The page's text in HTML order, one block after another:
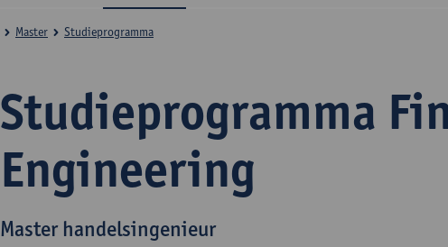
Studieprogramma
Engineering
Master handelsingenieur
Master Studieprogramma